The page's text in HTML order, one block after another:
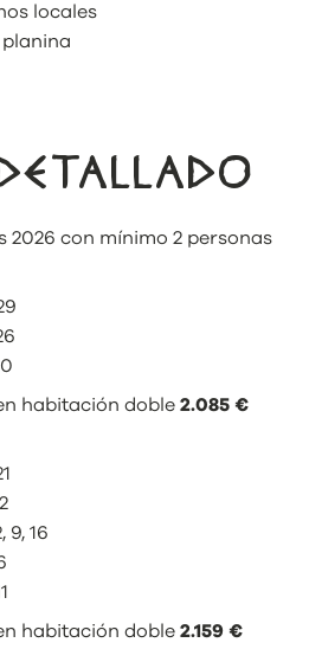
locales
planina
2026 con mínimo 2 personas
habitación doble 2.085 €
16
habitación doble 2.159 €